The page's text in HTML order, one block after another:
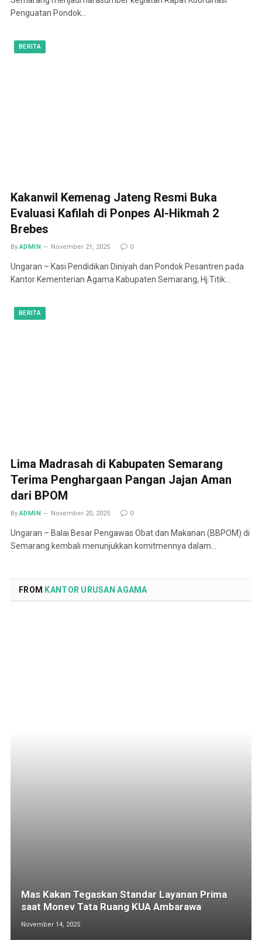
Penguatan Pondok…
BERITA
Kakanwil Kemenag Jateng Resmi Buka
Evaluasi Kafilah di Ponpes Al-Hikmah 2
Brebes
By ADMIN November 21, 2025 0
Ungaran – Kasi Pendidikan Diniyah dan Pondok Pesantren pada
Kantor Kementerian Agama Kabupaten Semarang, Hj.Titik…
BERITA
Lima Madrasah di Kabupaten Semarang
Terima Penghargaan Pangan Jajan Aman
dari BPOM
By ADMIN November 20, 2025 0
Ungaran – Balai Besar Pengawas Obat dan Makanan (BBPOM) di
Semarang kembali menunjukkan komitmennya dalam…
FROM KANTOR URUSAN AGAMA
Mas Kakan Tegaskan Standar Layanan Prima
saat Monev Tata Ruang KUA Ambarawa
November 14, 2025